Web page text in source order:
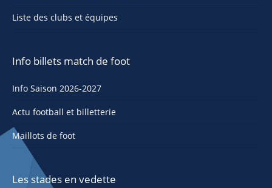
Liste des clubs et équipes
Info billets match de foot
Info Saison 2026-2027
Actu football et billetterie
Maillots de foot
Les stades en vedette